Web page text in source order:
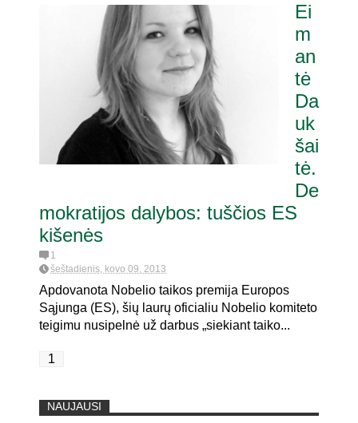
Ei
m
an
tė
Da
uk
šai
tė.
De
mokratijos dalybos: tuščios ES
kišenės
1
šeštadienis, kovo 09, 2013
Apdovanota Nobelio taikos premija Europos
Sąjunga (ES), šių laurų oficialiu Nobelio komiteto
teigimu nusipelnė už darbus „siekiant taiko...
1
NAUJAUSI